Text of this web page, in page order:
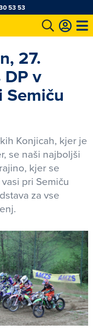
53 53
27.
v
Konjicah, kjer je
se naši najboljši
kjer se
pri Semiču
za vse